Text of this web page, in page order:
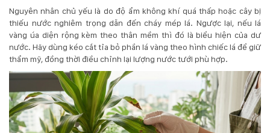
Nguyên nhân chủ yếu là do độ ẩm không khí quá thấp hoặc cây bị
thiếu nước nghiêm trọng dẫn đến cháy mép lá. Ngược lại, nếu lá
vàng úa diện rộng kèm theo thân mềm thì đó là biểu hiện của dư
nước. Hãy dùng kéo cắt tỉa bỏ phần lá vàng theo hình chiếc lá để giữ
thẩm mỹ, đồng thời điều chỉnh lại lượng nước tưới phù hợp.